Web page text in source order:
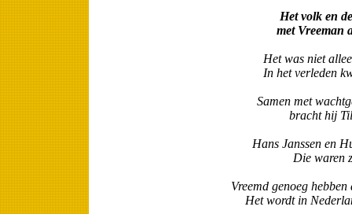
Het volk en
met Vreeman
Het was niet
In het verleden
Samen met
bracht hij
Hans Janssen en
Die waren
Vreemd genoeg
Het wordt in